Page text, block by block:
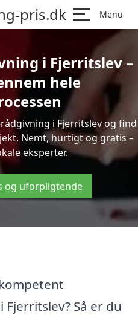
pris.dk Menu
i Fjerritslev –
hele
i Fjerritslev og find
Nemt, hurtigt og gratis –
eksperter.
og uforpligtende
Så er du